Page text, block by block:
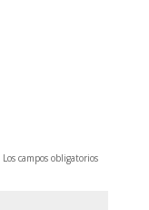
Los campos obligatorios